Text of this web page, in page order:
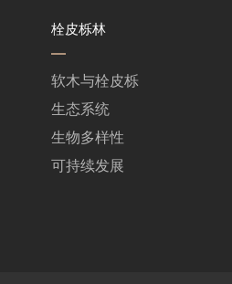
栓皮栎林
软木与栓皮栎
生态系统
生物多样性
可持续发展